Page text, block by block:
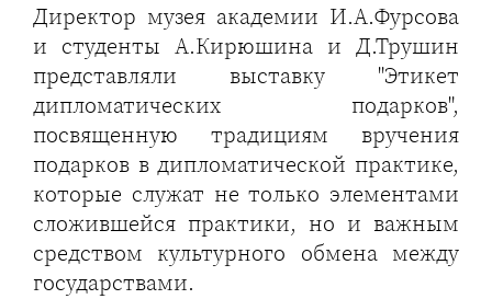
Директор музея академии И.А.Фурсова
и студенты А.Кирюшина и Д.Трушин
представляли выставку "Этикет
дипломатических подарков",
посвященную традициям вручения
подарков в дипломатической практике,
которые служат не только элементами
сложившейся практики, но и важным
средством культурного обмена между
государствами.